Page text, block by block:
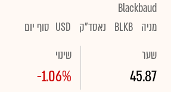
Blackbaud
מניה BLKB נאסד"ק USD סוף יום
שער
45.87
שינוי
-1.06%